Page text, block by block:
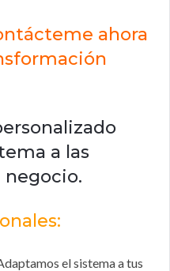
ahora
a las
negocio.
el sistema a tus